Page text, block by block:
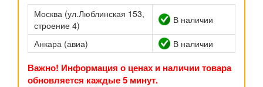
Москва (ул.Люблинская 153,
строение 4)
В наличии
Анкара (авиа) В наличии
Важно! Информация о ценах и наличии товара
обновляется каждые 5 минут.